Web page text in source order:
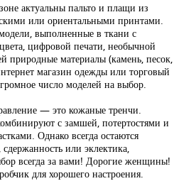
актуальны пальто и плащи из
или ориентальными принтами.
выполненные в ткани с
цифровой печати, необычной
природные материалы (камень, песок,
магазин одежды или торговый
число моделей на выбор.
— это кожаные тренчи.
с замшей, потертостями и
Однако всегда остаются
или эклектика,
всегда за вами! Дорогие женщины!
для хорошего настроения.